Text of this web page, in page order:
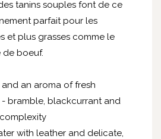
tanins souples font de ce
parfait pour les
et plus grasses comme le
boeuf.
an aroma of fresh
bramble, blackcurrant and
with leather and delicate,